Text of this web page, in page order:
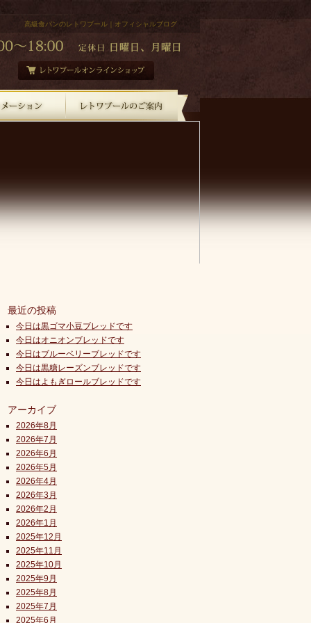
高級食パンのレトワブール｜オフィシャルブログ
最近の投稿
今日は黒ゴマ小豆ブレッドです
今日はオニオンブレッドです
今日はブルーベリーブレッドです
今日は黒糖レーズンブレッドです
今日はよもぎロールブレッドです
アーカイブ
2026年8月
2026年7月
2026年6月
2026年5月
2026年4月
2026年3月
2026年2月
2026年1月
2025年12月
2025年11月
2025年10月
2025年9月
2025年8月
2025年7月
2025年6月